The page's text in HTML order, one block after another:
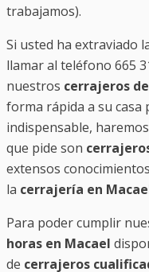
trabajamos).
Si usted ha extraviado
llamar al teléfono 665
nuestros cerrajeros
forma rápida a su
indispensable,
que pide son
extensos
la cerrajería en
Para poder cumplir
horas en Macael
de cerrajeros